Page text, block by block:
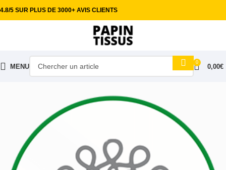
4.8/5 SUR PLUS DE 3000+ AVIS CLIENTS
MENU
0
0,00€